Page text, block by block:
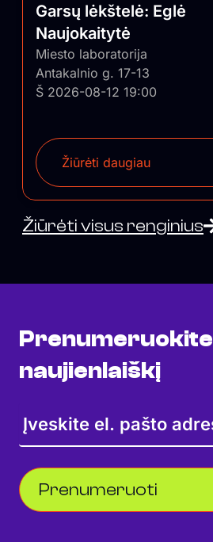
Garsų lėkštelė: Eglė
Naujokaitytė
Miesto laboratorija
Antakalnio g. 17-13
Š 2026-08-12 19:00
Žiūrėti daugiau
Žiūrėti visus renginius
Prenumeruokite
naujienlaiškį
Prenumeruoti